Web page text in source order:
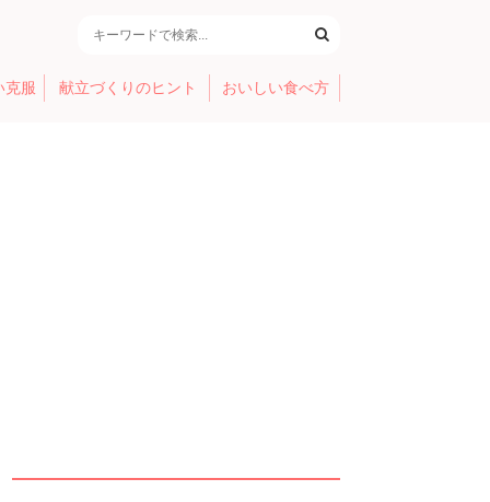
克服 献立づくりのヒント おいしい食べ方